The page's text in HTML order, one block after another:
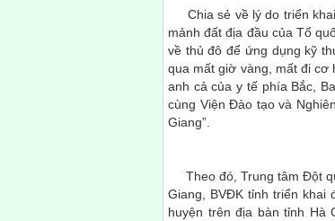
Chia sẻ về lý do triển khai
mảnh đất địa đầu của Tổ
về thủ đô để ứng dụng kỹ
qua mất giờ vàng, mất đi cơ
anh cả của y tế phía Bắc,
cùng Viện Đào tạo và
Giang”.
Theo đó, Trung tâm Đột
Giang, BVĐK tỉnh triển khai
huyện trên địa bàn tỉnh Hà